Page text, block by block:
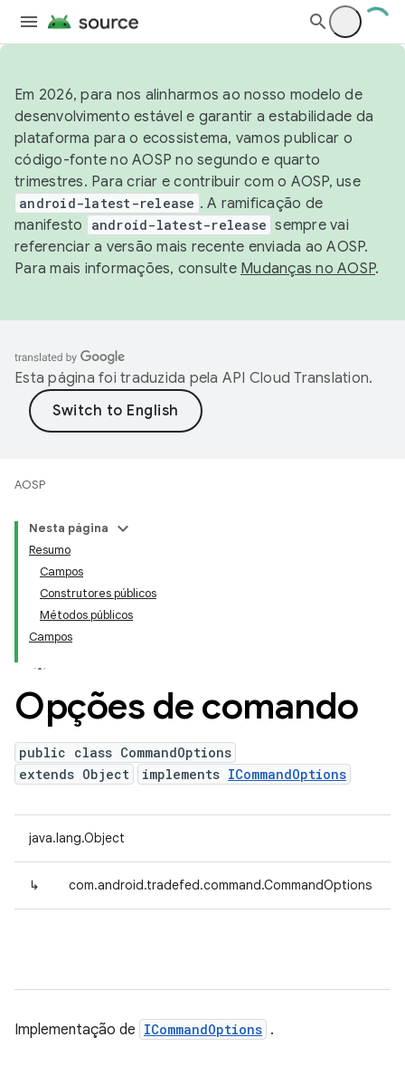
Em 2026, para nos alinharmos ao nosso modelo de
desenvolvimento estável e garantir a estabilidade da
plataforma para o ecossistema, vamos publicar o
código-fonte no AOSP no segundo e quarto
trimestres. Para criar e contribuir com o AOSP, use
android-latest-release . A ramificação de
manifesto
android-latest-release sempre vai
referenciar a versão mais recente enviada ao AOSP.
Para mais informações, consulte Mudanças no AOSP.
Esta página foi traduzida pela API Cloud Translation.
AOSP
Nesta página
Resumo
Campos
Construtores públicos
Métodos públicos
Campos
Opções de comando
public class CommandOptions
extends Object
implements ICommandOptions
java.lang.Object
↳ com.android.tradefed.command.CommandOptions
Implementação de ICommandOptions .